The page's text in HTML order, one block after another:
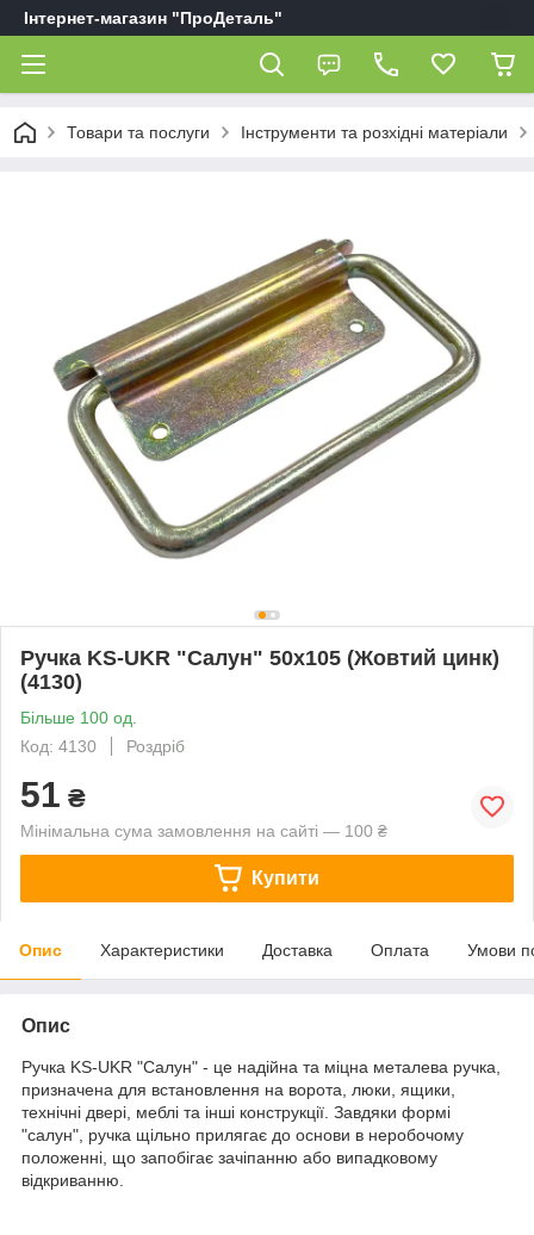
Інтернет-магазин "ПроДеталь"
Товари та послуги Інструменти та розхідні матеріали
Ручка KS-UKR "Салун" 50х105 (Жовтий цинк)
(4130)
Більше 100 од.
Код: 4130
Роздріб
51 ₴
Мінімальна сума замовлення на сайті — 100 ₴
Купити
Опис Характеристики Доставка Оплата Умови
Опис
Ручка KS-UKR "Салун" - це надійна та міцна металева ручка,
призначена для встановлення на ворота, люки, ящики,
технічні двері, меблі та інші конструкції. Завдяки формі
"салун", ручка щільно прилягає до основи в неробочому
положенні, що запобігає зачіпанню або випадковому
відкриванню.